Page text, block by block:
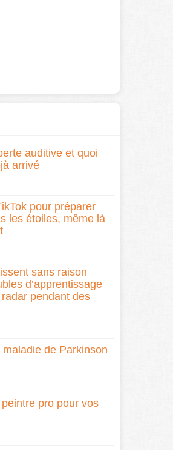
auditive et quoi
arrivé
pour préparer
les étoiles, même là
sans raison
d’apprentissage
pendant des
de Parkinson
pro pour vos